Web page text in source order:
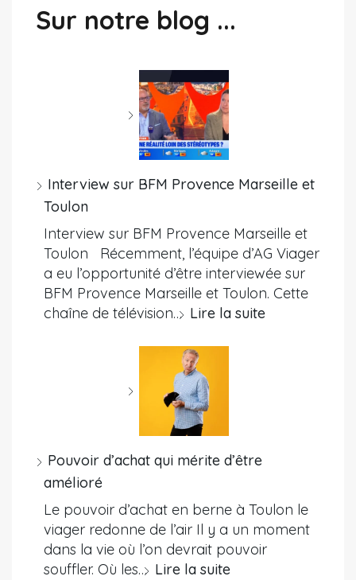
Sur notre blog ...
Interview sur BFM Provence Marseille et
Toulon
Interview sur BFM Provence Marseille et
Toulon Récemment, l’équipe d’AG Viager
a eu l’opportunité d’être interviewée sur
BFM Provence Marseille et Toulon. Cette
chaîne de télévision… Lire la suite
Pouvoir d’achat qui mérite d’être
amélioré
Le pouvoir d’achat en berne à Toulon le
viager redonne de l’air Il y a un moment
dans la vie où l’on devrait pouvoir
souffler. Où les… Lire la suite